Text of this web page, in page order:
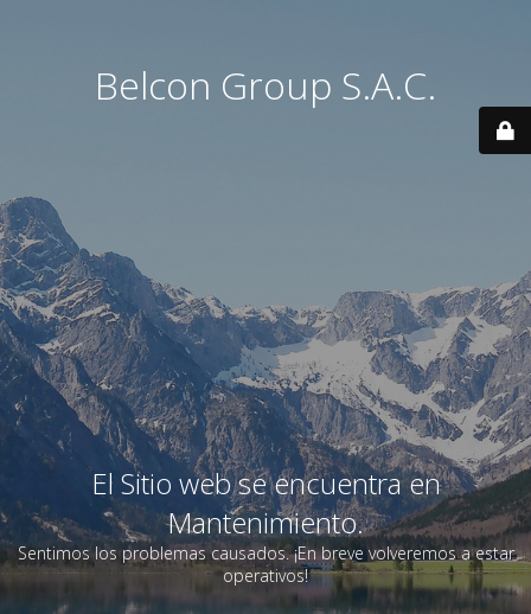
Belcon Group S.A.C.
El Sitio web se encuentra en
Mantenimiento.
Sentimos los problemas causados. ¡En breve volveremos a estar
operativos!